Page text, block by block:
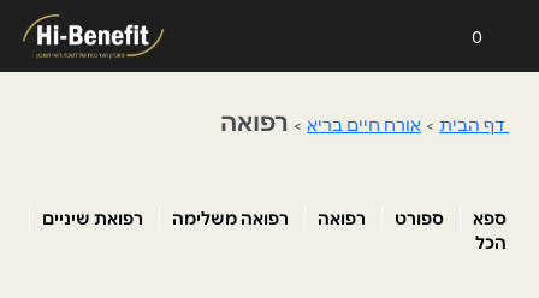
0
דף הבית > אורח חיים בריא > רפואה
ספא ספורט רפואה רפואה משלימה
רפואת שיניים
הכל